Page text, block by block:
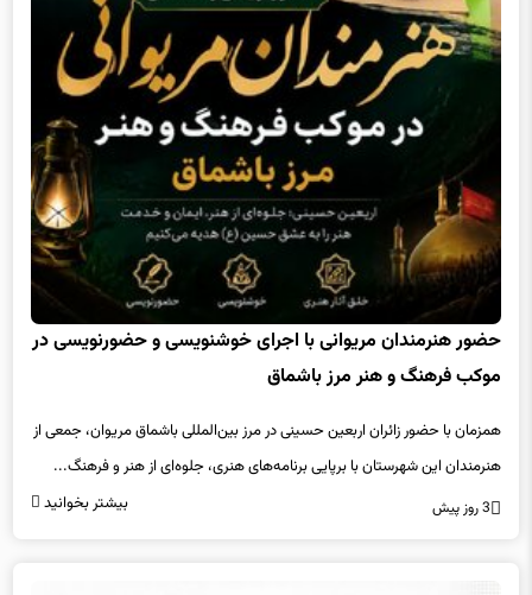
حضور هنرمندان مریوانی با اجرای خوشنویسی و حضورنویسی در
موکب فرهنگ و هنر مرز باشماق
همزمان با حضور زائران اربعین حسینی در مرز بین‌المللی باشماق مریوان، جمعی از
هنرمندان این شهرستان با برپایی برنامه‌های هنری، جلوه‌ای از هنر و فرهنگ...
3 روز پیش بیشتر بخوانید